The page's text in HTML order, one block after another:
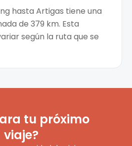
hasta Artigas tiene una
de 379 km. Esta
según la ruta que se
tu próximo
viaje?